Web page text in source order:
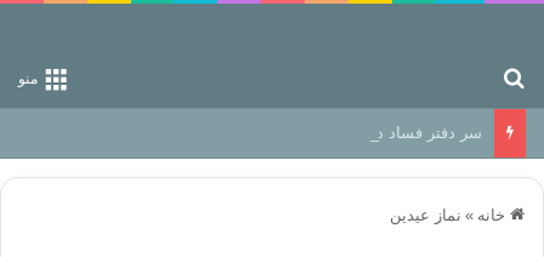
منو
سر دفتر فساد در زمین‌، دوری وکناره‌گیری از راه خداست‌!
خانه » نماز عیدین